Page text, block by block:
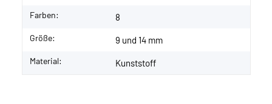
Farben: 8
Größe: 9 und 14 mm
Material: Kunststoff